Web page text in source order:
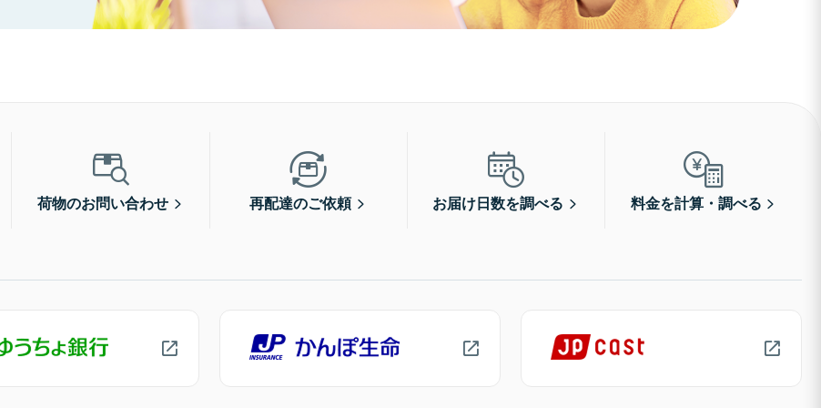
荷物のお問い合わせ 再配達のご依頼 お届け日数を調べる 料金を計算・調べる